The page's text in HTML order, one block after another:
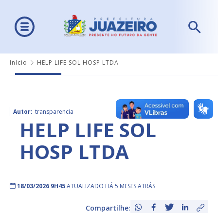
Início HELP LIFE SOL HOSP LTDA
Autor: transparencia
HELP LIFE SOL
HOSP LTDA
18/03/2026 9H45ATUALIZADO HÁ 5 MESES ATRÁS
Compartilhe: